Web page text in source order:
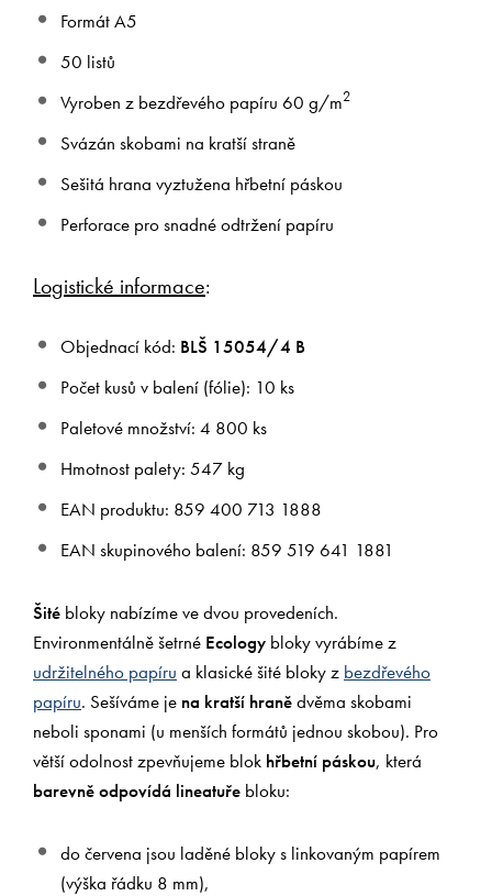
Formát A5
50 listů
Vyroben z bezdřevého papíru 60 g/m2
Svázán skobami na kratší straně
Sešitá hrana vyztužena hřbetní páskou
Perforace pro snadné odtržení papíru
Logistické informace:
Objednací kód: BLŠ 15054/4 B
Počet kusů v balení (fólie): 10 ks
Paletové množství: 4 800 ks
Hmotnost palety: 547 kg
EAN produktu: 859 400 713 1888
EAN skupinového balení: 859 519 641 1881
Šité bloky nabízíme ve dvou provedeních.
Environmentálně šetrné Ecology bloky vyrábíme z
udržitelného papíru a klasické šité bloky z bezdřevého
papíru. Sešíváme je na kratší hranědvěma skobami
neboli sponami (u menších formátů jednou skobou). Pro
větší odolnost zpevňujeme blok hřbetní páskou, která
barevně odpovídá lineatuře bloku:
do červena jsou laděné bloky s linkovaným papírem
(výška řádku 8 mm),